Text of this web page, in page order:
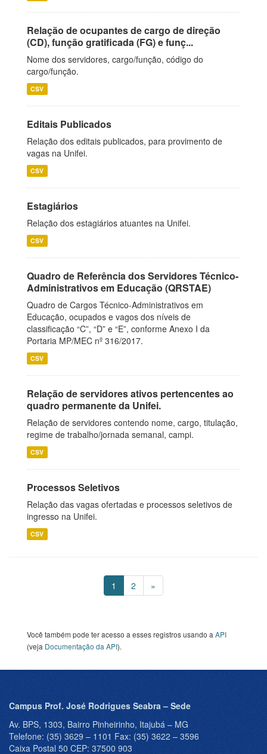
Relação de ocupantes de cargo de direção
(CD), função gratificada (FG) e funç...
Nome dos servidores, cargo/função, código do
cargo/função.
CSV
Editais Publicados
Relação dos editais publicados, para provimento de
vagas na Unifei.
CSV
Estagiários
Relação dos estagiários atuantes na Unifei.
CSV
Quadro de Referência dos Servidores Técnico-
Administrativos em Educação (QRSTAE)
Quadro de Cargos Técnico-Administrativos em
Educação, ocupados e vagos dos níveis de
classificação “C”, “D” e “E”, conforme Anexo I da
Portaria MP/MEC nº 316/2017.
CSV
Relação de servidores ativos pertencentes ao
quadro permanente da Unifei.
Relação de servidores contendo nome, cargo, titulação,
regime de trabalho/jornada semanal, campi.
CSV
Processos Seletivos
Relação das vagas ofertadas e processos seletivos de
ingresso na Unifei.
CSV
1 2 »
Você também pode ter acesso a esses registros usando a API
(veja Documentação da API).
Campus Prof. José Rodrigues Seabra – Sede
Av. BPS, 1303, Bairro Pinheirinho, Itajubá – MG
Telefone: (35) 3629 – 1101 Fax: (35) 3622 – 3596
Caixa Postal 50 CEP: 37500 903